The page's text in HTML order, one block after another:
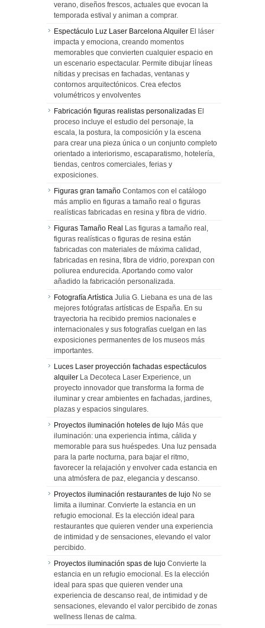
verano, diseños frescos, actuales que evocan la
temporada estival y animan a comprar.
Espectáculo Luz Laser Barcelona Alquiler El láser
impacta y emociona, creando momentos
memorables que convierten cualquier espacio en
un escenario espectacular. Permite dibujar líneas
nítidas y precisas en fachadas, ventanas y
contornos arquitectónicos. Crea efectos
volumétricos y envolventes
Fabricación figuras realistas personalizadas El
proceso incluye el estudio del personaje, la
escala, la postura, la composición y la escena
para crear una pieza única o un conjunto completo
orientado a interiorismo, escaparatismo, hotelería,
tiendas, centros comerciales, ferias y
exposiciones.
Figuras gran tamaño Contamos con el catálogo
más amplio en figuras a tamaño real o figuras
realísticas fabricadas en resina y fibra de vidrio.
Figuras Tamaño Real Las figuras a tamaño real,
figuras realísticas o figuras de resina están
fabricadas con materiales de máxima calidad,
fabricadas en resina, fibra de vidrio, porexpan con
poliurea endurecida. Aportando como valor
añadido la fabricación personalizada.
Fotografía Artística Julia G. Liebana es una de las
mejores fotógrafas artísticas de España. En su
trayectoria ha recibido premios nacionales e
internacionales y sus fotografías cuelgan en las
exposiciones permanentes de los museos más
importantes.
Luces Laser proyección fachadas espectáculos
alquiler La Decoteca Laser Experience, un
proyecto innovador que transforma la forma de
iluminar y crear ambientes en fachadas, jardines,
plazas y espacios singulares.
Proyectos iluminación hoteles de lujo Más que
iluminación: una experiencia íntima, cálida y
memorable para sus huéspedes. Una luz pensada
para la parte nocturna, para bajar el ritmo,
favorecer la relajación y envolver cada estancia en
una atmósfera de paz, elegancia y descanso.
Proyectos iluminación restaurantes de lujo No se
limita a iluminar. Convierte la estancia en un
refugio emocional. Es la elección ideal para
restaurantes que quieren vender una experiencia
de intimidad y de sensaciones, elevando el valor
percibido.
Proyectos iluminación spas de lujo Convierte la
estancia en un refugio emocional. Es la elección
ideal para spas que quieren vender una
experiencia de descanso real, de intimidad y de
sensaciones, elevando el valor percibido de zonas
wellness llenas de calma.